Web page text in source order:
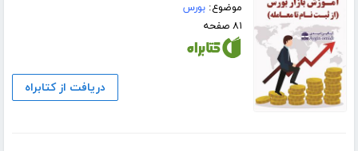
موضوع:بورس
۸۱ صفحه
دریافت از کتابراه